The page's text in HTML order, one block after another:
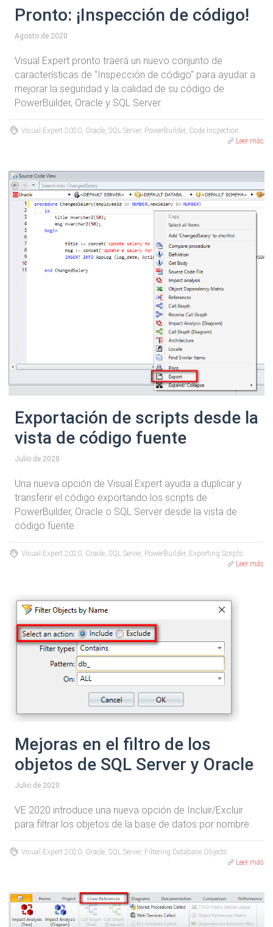
Pronto: ¡Inspección de código!
Agosto de 2020
Visual Expert pronto traerá un nuevo conjunto de
características de "Inspección de código" para ayudar a
mejorar la seguridad y la calidad de su código de
PowerBuilder, Oracle y SQL Server.
Visual Expert 2020, Oracle, SQL Server, PowerBuilder, Code Inspection
Leer más
Exportación de scripts desde la
vista de código fuente
Julio de 2020
Una nueva opción de Visual Expert ayuda a duplicar y
transferir el código exportando los scripts de
PowerBuilder, Oracle o SQL Server desde la vista de
código fuente.
Visual Expert 2020, Oracle, SQL Server, PowerBuilder, Exporting Scripts
Leer más
Mejoras en el filtro de los
objetos de SQL Server y Oracle
Julio de 2020
VE 2020 introduce una nueva opción de Incluir/Excluir
para filtrar los objetos de la base de datos por nombre.
Visual Expert 2020, Oracle, SQL Server, Filtering Database Objects
Leer más